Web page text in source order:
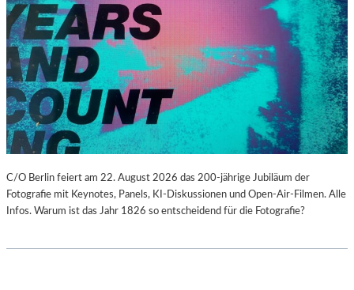
C/O Berlin feiert am 22. August 2026 das 200-jährige Jubiläum der
Fotografie mit Keynotes, Panels, KI-Diskussionen und Open-Air-Filmen. Alle
Infos. Warum ist das Jahr 1826 so entscheidend für die Fotografie?